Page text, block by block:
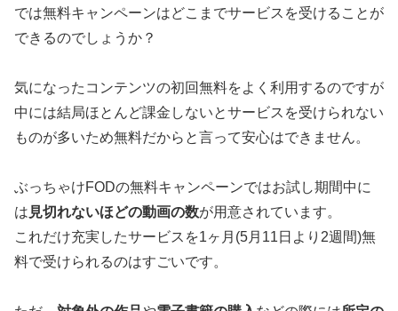
では無料キャンペーンはどこまでサービスを受けることが
できるのでしょうか？
気になったコンテンツの初回無料をよく利用するのですが
中には結局ほとんど課金しないとサービスを受けられない
ものが多いため無料だからと言って安心はできません。
ぶっちゃけFODの無料キャンペーンではお試し期間中に
は 見切れないほどの動画の数が用意されています。
これだけ充実したサービスを1ヶ月(5月11日より2週間)無
料で受けられるのはすごいです。